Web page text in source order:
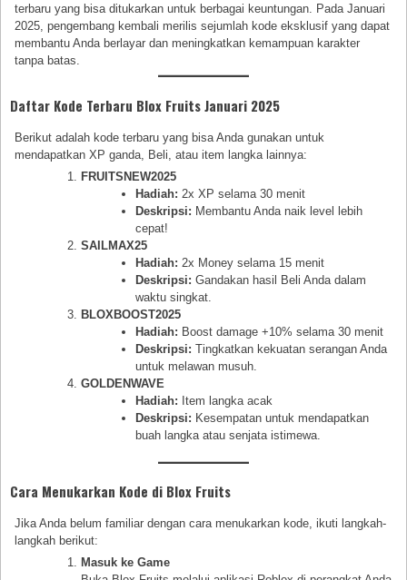
terbaru yang bisa ditukarkan untuk berbagai keuntungan. Pada Januari
2025, pengembang kembali merilis sejumlah kode eksklusif yang dapat
membantu Anda berlayar dan meningkatkan kemampuan karakter
tanpa batas.
Daftar Kode Terbaru Blox Fruits Januari 2025
Berikut adalah kode terbaru yang bisa Anda gunakan untuk
mendapatkan XP ganda, Beli, atau item langka lainnya:
FRUITSNEW2025
Hadiah: 2x XP selama 30 menit
Deskripsi: Membantu Anda naik level lebih
cepat!
SAILMAX25
Hadiah: 2x Money selama 15 menit
Deskripsi: Gandakan hasil Beli Anda dalam
waktu singkat.
BLOXBOOST2025
Hadiah: Boost damage +10% selama 30 menit
Deskripsi: Tingkatkan kekuatan serangan Anda
untuk melawan musuh.
GOLDENWAVE
Hadiah: Item langka acak
Deskripsi: Kesempatan untuk mendapatkan
buah langka atau senjata istimewa.
Cara Menukarkan Kode di Blox Fruits
Jika Anda belum familiar dengan cara menukarkan kode, ikuti langkah-
langkah berikut:
Masuk ke Game